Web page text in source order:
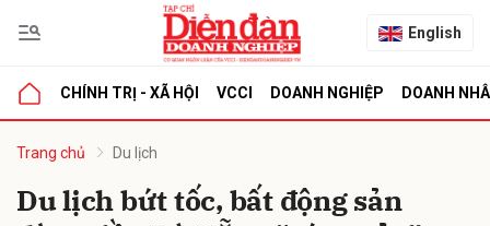
English
CHÍNH TRỊ - XÃ HỘI VCCI DOANH NGHIỆP DOANH
Trang chủ Du lịch
Du lịch bứt tốc, bất động sản
luận